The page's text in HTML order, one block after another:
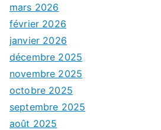
mars 2026
février 2026
janvier 2026
décembre 2025
novembre 2025
octobre 2025
septembre 2025
août 2025